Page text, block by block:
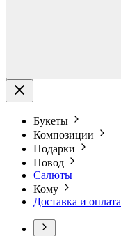
Букеты
Композиции
Подарки
Повод
Салюты
Кому
Доставка и оплата